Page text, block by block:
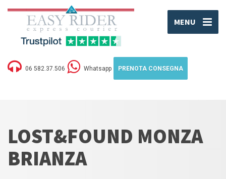
MENU
06 582.37.506 Whatsapp PRENOTA CONSEGNA
LOST&FOUND MONZA
BRIANZA